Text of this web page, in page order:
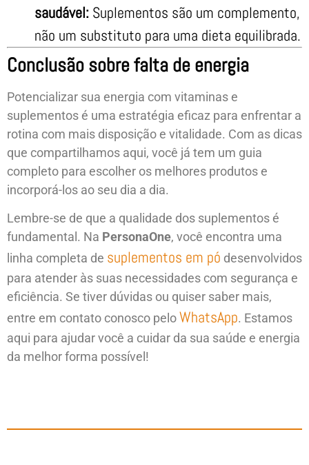
saudável: Suplementos são um complemento,
não um substituto para uma dieta equilibrada.
Conclusão sobre falta de energia
Potencializar sua energia com vitaminas e
suplementos é uma estratégia eficaz para enfrentar a
rotina com mais disposição e vitalidade. Com as dicas
que compartilhamos aqui, você já tem um guia
completo para escolher os melhores produtos e
incorporá-los ao seu dia a dia.
Lembre-se de que a qualidade dos suplementos é
fundamental. Na PersonaOne, você encontra uma
linha completa de suplementos em pó desenvolvidos
para atender às suas necessidades com segurança e
eficiência. Se tiver dúvidas ou quiser saber mais,
entre em contato conosco peloWhatsApp. Estamos
aqui para ajudar você a cuidar da sua saúde e energia
da melhor forma possível!